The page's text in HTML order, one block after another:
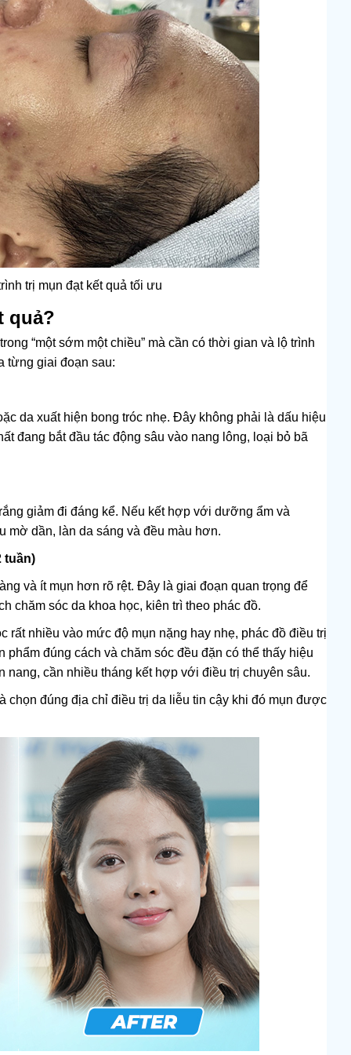
trị mụn đạt kết quả tối ưu
quả?
“một sớm một chiều” mà cần có thời gian và lộ trình
từng giai đoạn sau:
da xuất hiện bong tróc nhẹ. Đây không phải là dấu hiệu
đang bắt đầu tác động sâu vào nang lông, loại bỏ bã
giảm đi đáng kể. Nếu kết hợp với dưỡng ẩm và
mờ dần, làn da sáng và đều màu hơn.
tuần)
và ít mụn hơn rõ rệt. Đây là giai đoạn quan trọng để
chăm sóc da khoa học, kiên trì theo phác đồ.
rất nhiều vào mức độ mụn nặng hay nhẹ, phác đồ điều trị
đúng cách và chăm sóc đều đặn có thể thấy hiệu
cần nhiều tháng kết hợp với điều trị chuyên sâu.
chọn đúng địa chỉ điều trị da liễu tin cậy khi đó mụn được